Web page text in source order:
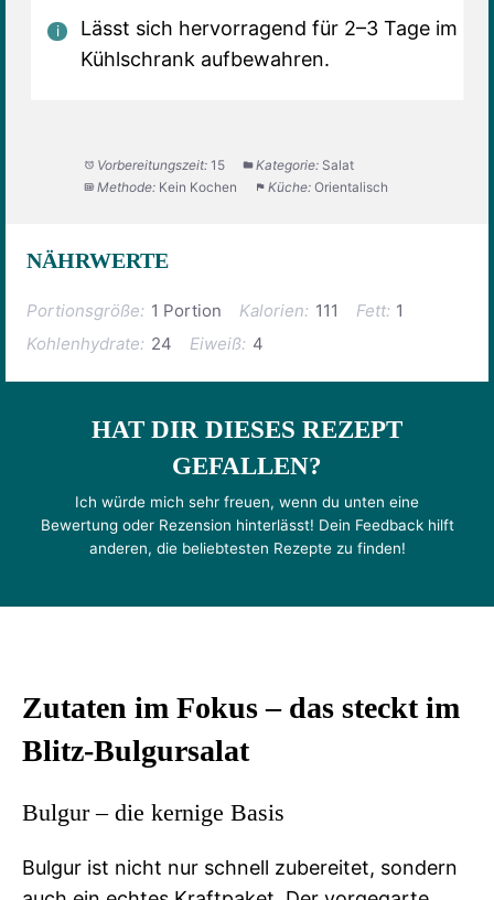
Lässt sich hervorragend für 2–3 Tage im
Kühlschrank aufbewahren.
Vorbereitungszeit: 15 Kategorie: Salat
Methode: Kein Kochen Küche: Orientalisch
NÄHRWERTE
Portionsgröße: 1 Portion Kalorien: 111 Fett: 1
Kohlenhydrate: 24 Eiweiß: 4
HAT DIR DIESES REZEPT
GEFALLEN?
Ich würde mich sehr freuen, wenn du unten eine
Bewertung oder Rezension hinterlässt! Dein Feedback hilft
anderen, die beliebtesten Rezepte zu finden!
Zutaten im Fokus – das steckt im
Blitz-Bulgursalat
Bulgur – die kernige Basis
Bulgur ist nicht nur schnell zubereitet, sondern